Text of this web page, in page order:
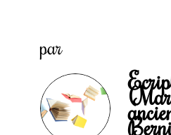
par